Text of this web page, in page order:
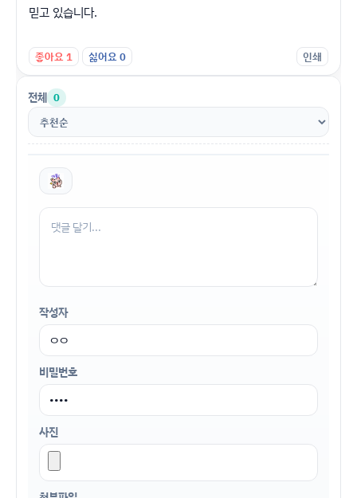
믿고 있습니다.
좋아요 1 싫어요 0 인쇄
전체 0
작성자
비밀번호
사진